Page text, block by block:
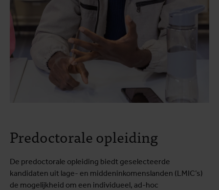
Predoctorale opleiding
De predoctorale opleiding biedt geselecteerde
kandidaten uit lage- en middeninkomenslanden (LMIC’s)
de mogelijkheid om een individueel, ad-hoc